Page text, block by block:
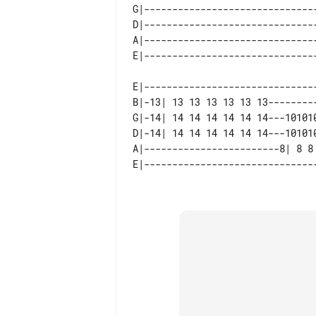
B|-13| 13 13 13 13 13
G|-14| 14 14 14 14 14 14---
D|-14| 14 14 14 14 14 14---
A|------------------------8| 8 8